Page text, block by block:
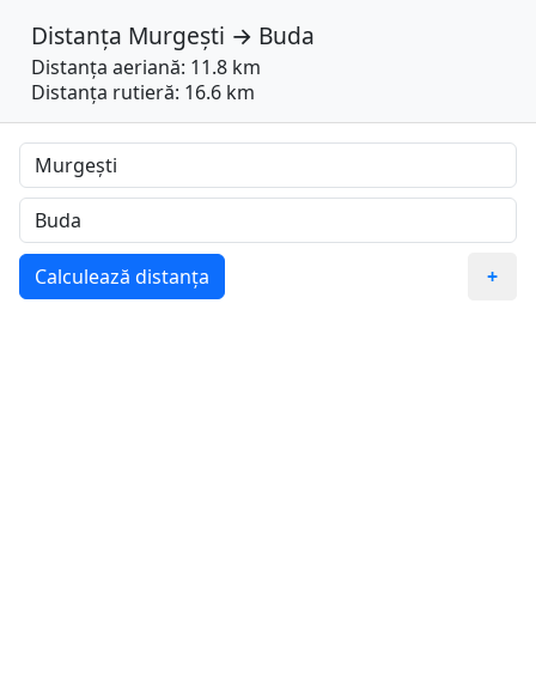
Distanța Murgești → Buda
Distanța aeriană: 11.8 km
Distanța rutieră: 16.6 km
Calculează distanța +